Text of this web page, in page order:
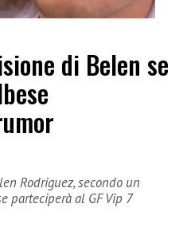
di Belen se
Rodriguez, secondo un
parteciperà al GF Vip 7